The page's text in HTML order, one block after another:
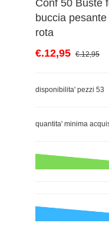
Conf 50 Buste
buccia
rota
€.12,95 €.12,95
disponibilita' pezzi 53
quantita' minima